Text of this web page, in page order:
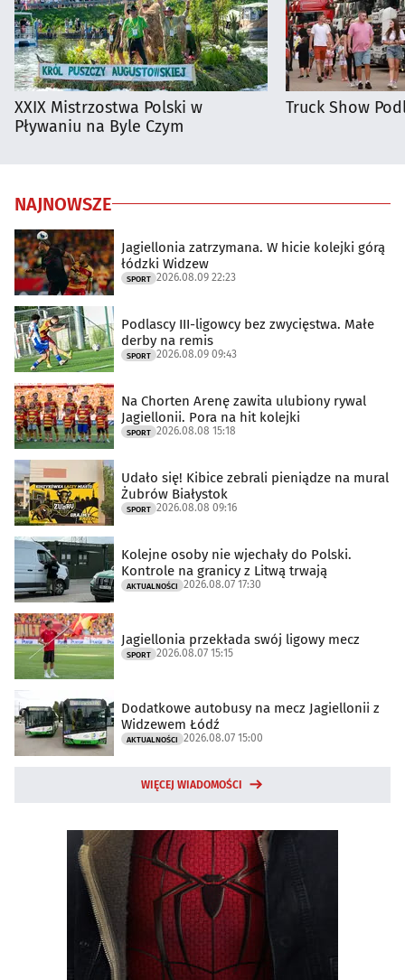
XXIX Mistrzostwa Polski w
Pływaniu na Byle Czym
Truck Show
NAJNOWSZE
Jagiellonia zatrzymana. W hicie kolejki górą
łódzki Widzew
SPORT 2026.08.09 22:23
Podlascy III-ligowcy bez zwycięstwa. Małe
derby na remis
SPORT 2026.08.09 09:43
Na Chorten Arenę zawita ulubiony rywal
Jagiellonii. Pora na hit kolejki
SPORT 2026.08.08 15:18
Udało się! Kibice zebrali pieniądze na mural
Żubrów Białystok
SPORT 2026.08.08 09:16
Kolejne osoby nie wjechały do Polski.
Kontrole na granicy z Litwą trwają
AKTUALNOŚCI 2026.08.07 17:30
Jagiellonia przekłada swój ligowy mecz
SPORT 2026.08.07 15:15
Dodatkowe autobusy na mecz Jagiellonii z
Widzewem Łódź
AKTUALNOŚCI 2026.08.07 15:00
WIĘCEJ WIADOMOŚCI